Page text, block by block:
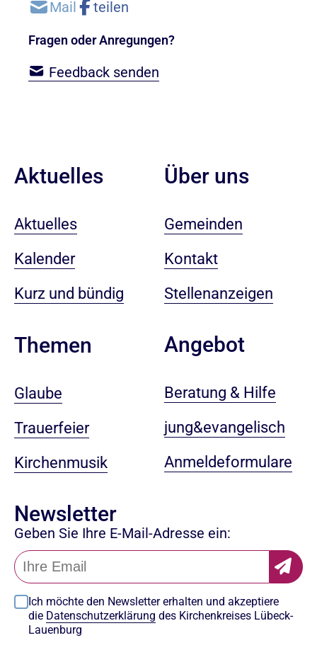
Fragen oder Anregungen?
Feedback senden
Aktuelles
Aktuelles
Kalender
Kurz und bündig
Themen
Glaube
Trauerfeier
Kirchenmusik
Über uns
Gemeinden
Kontakt
Stellenanzeigen
Angebot
Beratung & Hilfe
jung&evangelisch
Anmeldeformulare
Newsletter
Geben Sie Ihre E-Mail-Adresse ein:
Ich möchte den Newsletter erhalten und akzeptiere
die Datenschutzerklärung des Kirchenkreises Lübeck-
Lauenburg